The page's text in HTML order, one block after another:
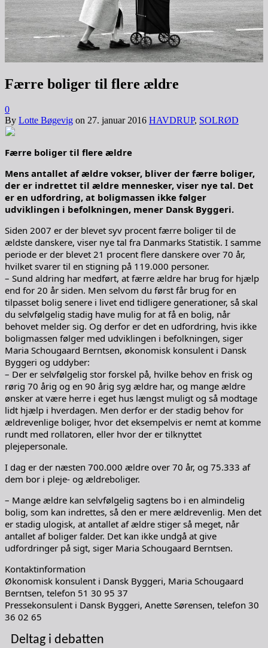
Færre boliger til flere ældre
0
By Lotte Bøgevig on 27. januar 2016 HAVDRUP, SOLRØD
Færre boliger til flere ældre
Mens antallet af ældre vokser, bliver der færre boliger,
der er indrettet til ældre mennesker, viser nye tal. Det
er en udfordring, at boligmassen ikke følger
udviklingen i befolkningen, mener Dansk Byggeri.
Siden 2007 er der blevet syv procent færre boliger til de
ældste danskere, viser nye tal fra Danmarks Statistik. I samme
periode er der blevet 21 procent flere danskere over 70 år,
hvilket svarer til en stigning på 119.000 personer.
– Sund aldring har medført, at færre ældre har brug for hjælp
end for 20 år siden. Men selvom du først får brug for en
tilpasset bolig senere i livet end tidligere generationer, så skal
du selvfølgelig stadig have mulig for at få en bolig, når
behovet melder sig. Og derfor er det en udfordring, hvis ikke
boligmassen følger med udviklingen i befolkningen, siger
Maria Schougaard Berntsen, økonomisk konsulent i Dansk
Byggeri og uddyber:
– Der er selvfølgelig stor forskel på, hvilke behov en frisk og
rørig 70 årig og en 90 årig syg ældre har, og mange ældre
ønsker at være herre i eget hus længst muligt og så modtage
lidt hjælp i hverdagen. Men derfor er der stadig behov for
ældrevenlige boliger, hvor det eksempelvis er nemt at komme
rundt med rollatoren, eller hvor der er tilknyttet
plejepersonale.
I dag er der næsten 700.000 ældre over 70 år, og 75.333 af
dem bor i pleje- og ældreboliger.
– Mange ældre kan selvfølgelig sagtens bo i en almindelig
bolig, som kan indrettes, så den er mere ældrevenlig. Men det
er stadig ulogisk, at antallet af ældre stiger så meget, når
antallet af boliger falder. Det kan ikke undgå at give
udfordringer på sigt, siger Maria Schougaard Berntsen.
Kontaktinformation
Økonomisk konsulent i Dansk Byggeri, Maria Schougaard
Berntsen, telefon 51 30 95 37
Pressekonsulent i Dansk Byggeri, Anette Sørensen, telefon 30
36 02 65
Deltag i debatten